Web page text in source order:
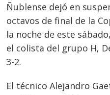
Ñublense dejó en
octavos de final de la
la noche de este
el colista del grupo H,
3-2.
El técnico Alejandro